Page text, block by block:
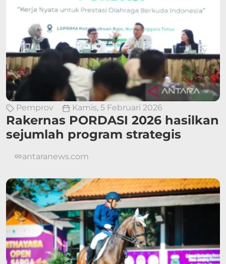
Pemprov Kamis, 5 Februari 2026
Rakernas PORDASI 2026 hasilkan
sejumlah program strategis
antaranews.com